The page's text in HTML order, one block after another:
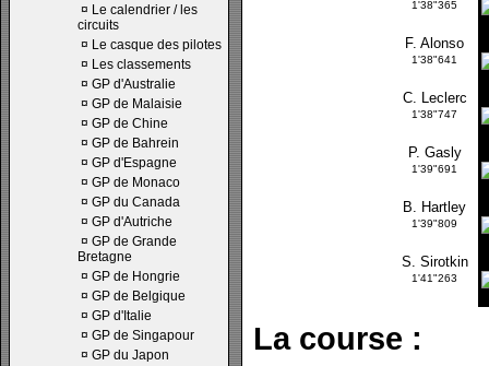
¤ Le calendrier / les
circuits
¤ Le casque des pilotes
¤ Les classements
¤ GP d'Australie
¤ GP de Malaisie
¤ GP de Chine
¤ GP de Bahrein
¤ GP d'Espagne
¤ GP de Monaco
¤ GP du Canada
¤ GP d'Autriche
¤ GP de Grande
Bretagne
¤ GP de Hongrie
¤ GP de Belgique
¤ GP d'Italie
¤ GP de Singapour
¤ GP du Japon
1'38"365
F. Alonso
1'38"641
C. Leclerc
1'38"747
P. Gasly
1'39"691
B. Hartley
1'39"809
S. Sirotkin
1'41"263
La course :